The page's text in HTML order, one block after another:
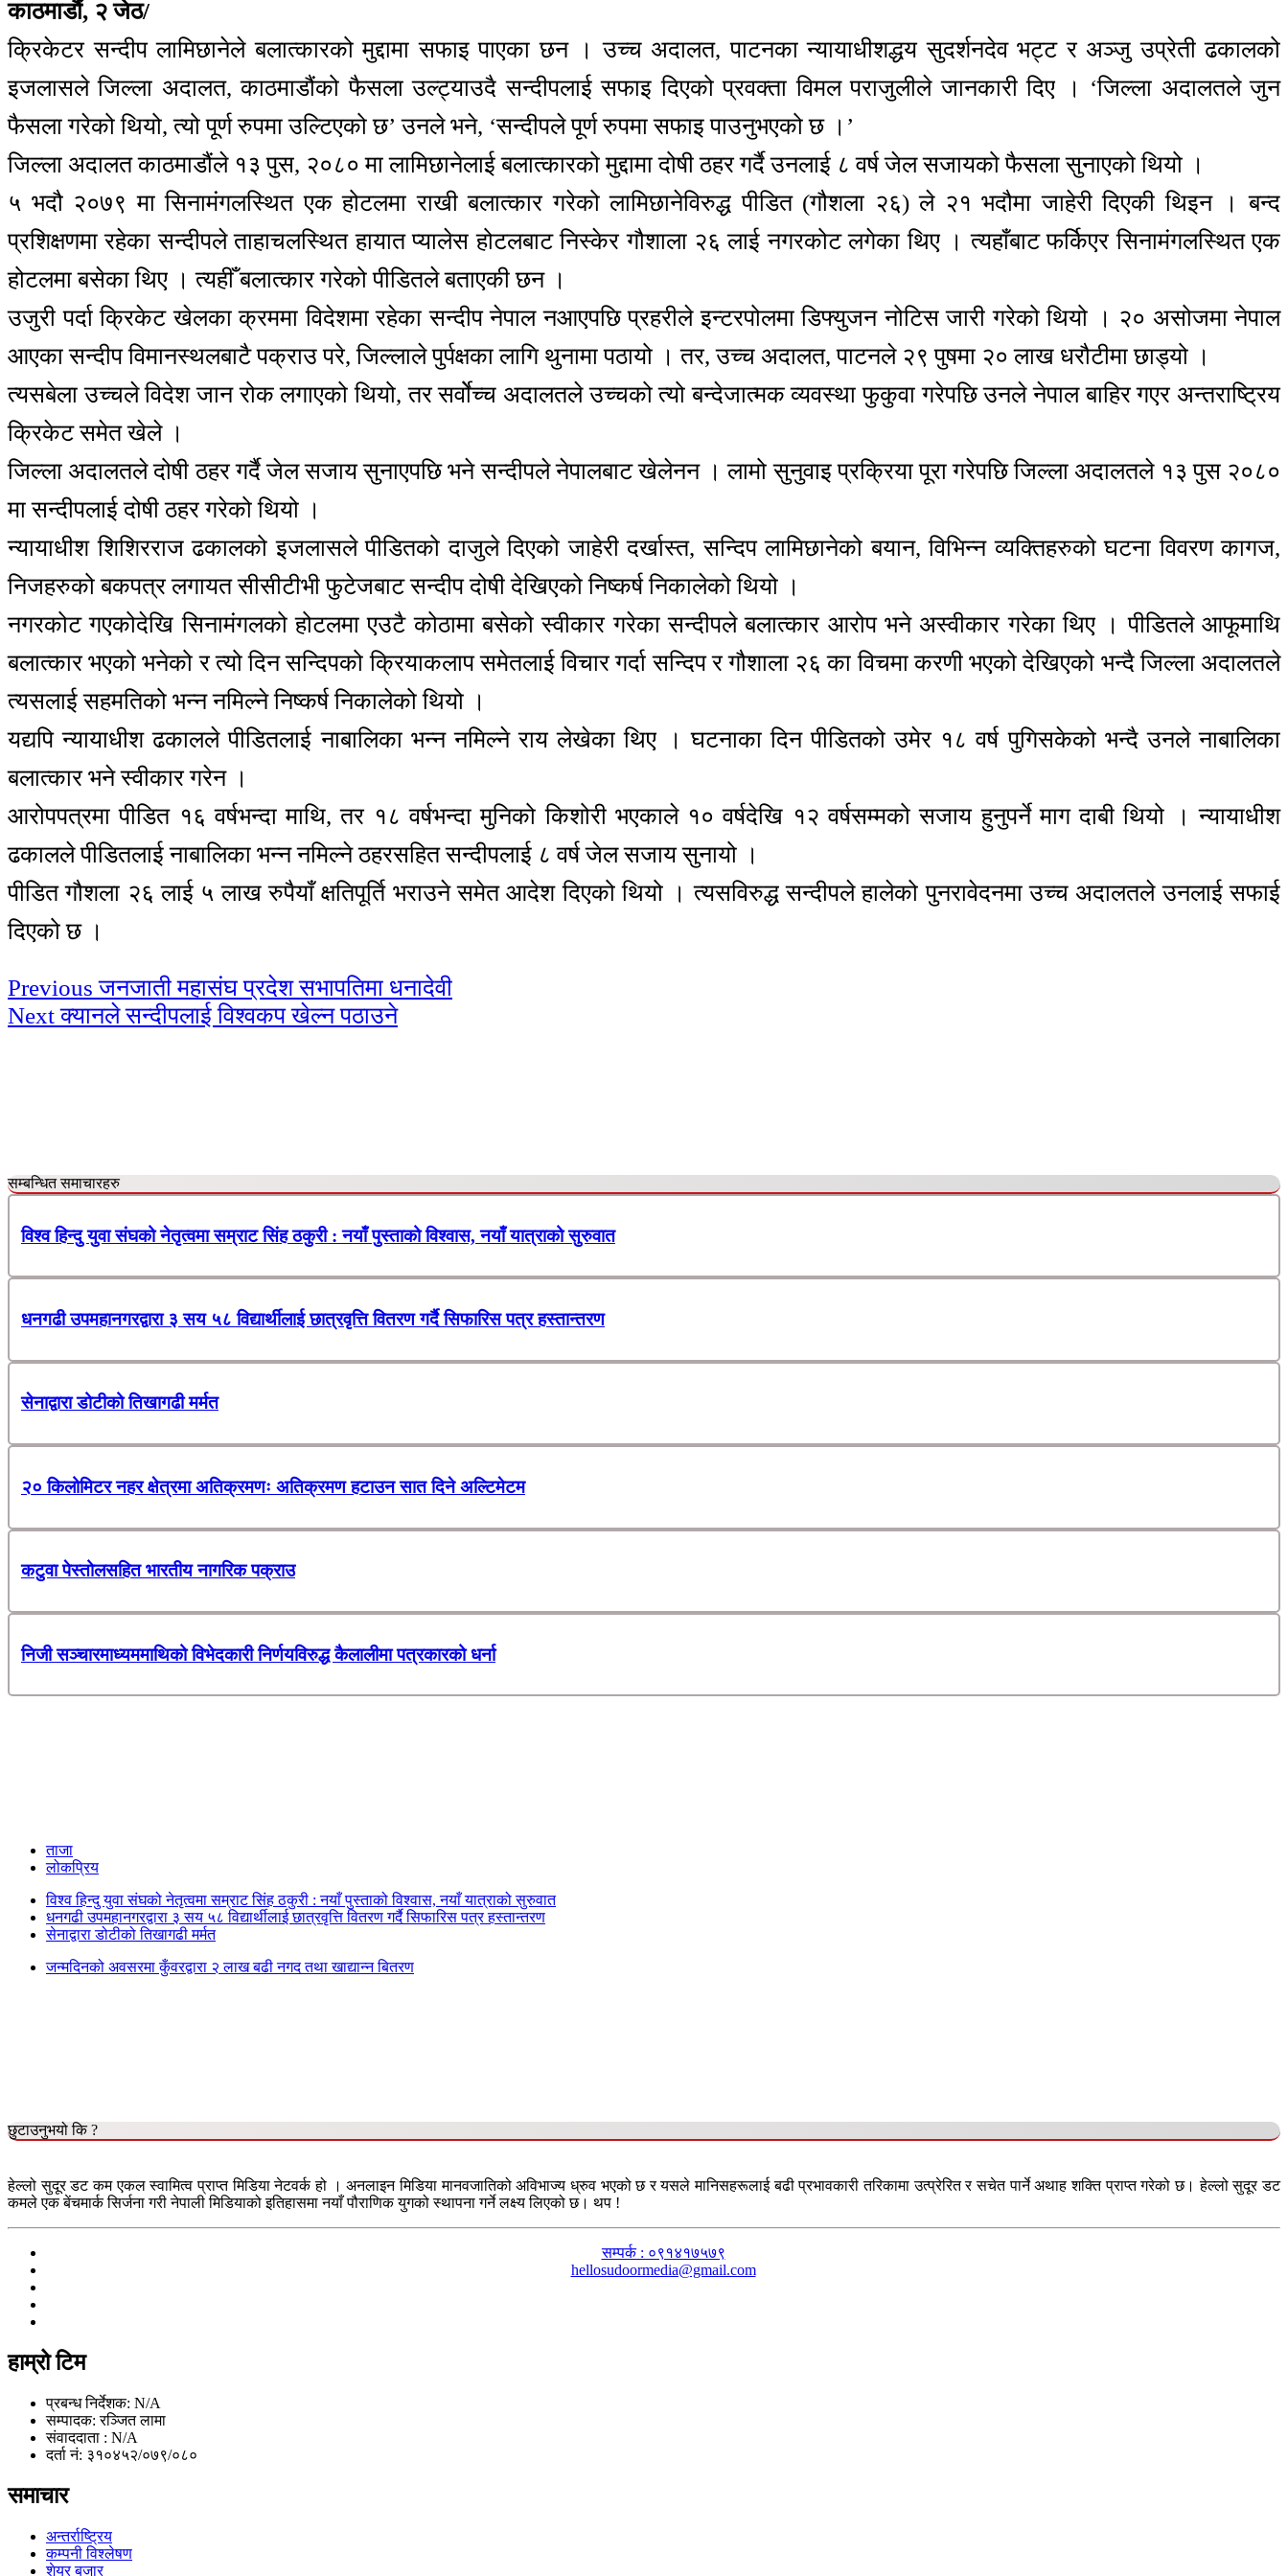
काठमाडौं, २ जेठ/
क्रिकेटर सन्दीप लामिछानेले बलात्कारको मुद्दामा सफाइ पाएका छन । उच्च अदालत, पाटनका न्यायाधीशद्धय सुदर्शनदेव भट्ट र अञ्जु उप्रेती ढकालको
इजलासले जिल्ला अदालत, काठमाडौंको फैसला उल्ट्याउदै सन्दीपलाई सफाइ दिएको प्रवक्ता विमल पराजुलीले जानकारी दिए । ‘जिल्ला अदालतले जुन
फैसला गरेको थियो, त्यो पूर्ण रुपमा उल्टिएको छ’ उनले भने, ‘सन्दीपले पूर्ण रुपमा सफाइ पाउनुभएको छ ।’
जिल्ला अदालत काठमाडौंले १३ पुस, २०८० मा लामिछानेलाई बलात्कारको मुद्दामा दोषी ठहर गर्दै उनलाई ८ वर्ष जेल सजायको फैसला सुनाएको थियो ।
५ भदौ २०७९ मा सिनामंगलस्थित एक होटलमा राखी बलात्कार गरेको लामिछानेविरुद्ध पीडित (गौशला २६) ले २१ भदौमा जाहेरी दिएकी थिइन । बन्द
प्रशिक्षणमा रहेका सन्दीपले ताहाचलस्थित हायात प्यालेस होटलबाट निस्केर गौशाला २६ लाई नगरकोट लगेका थिए । त्यहाँबाट फर्किएर सिनामंगलस्थित एक
होटलमा बसेका थिए । त्यहीँ बलात्कार गरेको पीडितले बताएकी छन ।
उजुरी पर्दा क्रिकेट खेलका क्रममा विदेशमा रहेका सन्दीप नेपाल नआएपछि प्रहरीले इन्टरपोलमा डिफ्युजन नोटिस जारी गरेको थियो । २० असोजमा नेपाल
आएका सन्दीप विमानस्थलबाटै पक्राउ परे, जिल्लाले पुर्पक्षका लागि थुनामा पठायो । तर, उच्च अदालत, पाटनले २९ पुषमा २० लाख धरौटीमा छाड्यो ।
त्यसबेला उच्चले विदेश जान रोक लगाएको थियो, तर सर्वोेच्च अदालतले उच्चको त्यो बन्देजात्मक व्यवस्था फुकुवा गरेपछि उनले नेपाल बाहिर गएर अन्तराष्ट्रिय
क्रिकेट समेत खेले ।
जिल्ला अदालतले दोषी ठहर गर्दै जेल सजाय सुनाएपछि भने सन्दीपले नेपालबाट खेलेनन । लामो सुनुवाइ प्रक्रिया पूरा गरेपछि जिल्ला अदालतले १३ पुस २०८०
मा सन्दीपलाई दोषी ठहर गरेको थियो ।
न्यायाधीश शिशिरराज ढकालको इजलासले पीडितको दाजुले दिएको जाहेरी दर्खास्त, सन्दिप लामिछानेको बयान, विभिन्न व्यक्तिहरुको घटना विवरण कागज,
निजहरुको बकपत्र लगायत सीसीटीभी फुटेजबाट सन्दीप दोषी देखिएको निष्कर्ष निकालेको थियो ।
नगरकोट गएकोदेखि सिनामंगलको होटलमा एउटै कोठामा बसेको स्वीकार गरेका सन्दीपले बलात्कार आरोप भने अस्वीकार गरेका थिए । पीडितले आफूमाथि
बलात्कार भएको भनेको र त्यो दिन सन्दिपको क्रियाकलाप समेतलाई विचार गर्दा सन्दिप र गौशाला २६ का विचमा करणी भएको देखिएको भन्दै जिल्ला अदालतले
त्यसलाई सहमतिको भन्न नमिल्ने निष्कर्ष निकालेको थियो ।
यद्यपि न्यायाधीश ढकालले पीडितलाई नाबालिका भन्न नमिल्ने राय लेखेका थिए । घटनाका दिन पीडितको उमेर १८ वर्ष पुगिसकेको भन्दै उनले नाबालिका
बलात्कार भने स्वीकार गरेन ।
आरोपपत्रमा पीडित १६ वर्षभन्दा माथि, तर १८ वर्षभन्दा मुनिको किशोरी भएकाले १० वर्षदेखि १२ वर्षसम्मको सजाय हुनुपर्ने माग दाबी थियो । न्यायाधीश
ढकालले पीडितलाई नाबालिका भन्न नमिल्ने ठहरसहित सन्दीपलाई ८ वर्ष जेल सजाय सुनायो ।
पीडित गौशला २६ लाई ५ लाख रुपैयाँ क्षतिपूर्ति भराउने समेत आदेश दिएको थियो । त्यसविरुद्ध सन्दीपले हालेको पुनरावेदनमा उच्च अदालतले उनलाई सफाई
दिएको छ ।
Continue
Reading
Previous जनजाती महासंघ प्रदेश सभापतिमा धनादेवी
Nextक्यानले सन्दीपलाई विश्वकप खेल्न पठाउने
सम्बन्धित समाचारहरु
विश्व हिन्दु युवा संघको नेतृत्वमा सम्राट सिंह ठकुरी : नयाँ पुस्ताको विश्वास, नयाँ यात्राको सुरुवात
धनगढी उपमहानगरद्वारा ३ सय ५८ विद्यार्थीलाई छात्रवृत्ति वितरण गर्दै सिफारिस पत्र हस्तान्तरण
सेनाद्वारा डोटीको तिखागढी मर्मत
२० किलोमिटर नहर क्षेत्रमा अतिक्रमणः अतिक्रमण हटाउन सात दिने अल्टिमेटम
कटुवा पेस्तोलसहित भारतीय नागरिक पक्राउ
निजी सञ्चारमाध्यममाथिको विभेदकारी निर्णयविरुद्ध कैलालीमा पत्रकारको धर्ना
ताजा
लोकप्रिय
विश्व हिन्दु युवा संघको नेतृत्वमा सम्राट सिंह ठकुरी : नयाँ पुस्ताको विश्वास, नयाँ यात्राको सुरुवात
धनगढी उपमहानगरद्वारा ३ सय ५८ विद्यार्थीलाई छात्रवृत्ति वितरण गर्दै सिफारिस पत्र हस्तान्तरण
सेनाद्वारा डोटीको तिखागढी मर्मत
जन्मदिनको अवसरमा कुँवरद्वारा २ लाख बढी नगद तथा खाद्यान्न बितरण
छुटाउनुभयो कि ?
हेल्लो सुदूर डट कम एकल स्वामित्व प्राप्त मिडिया नेटवर्क हो । अनलाइन मिडिया मानवजातिको अविभाज्य ध्रुव भएको छ र यसले मानिसहरूलाई बढी प्रभावकारी तरिकामा उत्प्रेरित र सचेत पार्ने अथाह शक्ति प्राप्त गरेको छ। हेल्लो सुदूर डट
कमले एक बेंचमार्क सिर्जना गरी नेपाली मिडियाको इतिहासमा नयाँ पौराणिक युगको स्थापना गर्ने लक्ष्य लिएको छ। थप !
सम्पर्क : ०९१४१७५७९
hellosudoormedia@gmail.com
हाम्रो टिम
प्रबन्ध निर्देशक: N/A
सम्पादक: रञ्जित लामा
संवाददाता : N/A
दर्ता नं: ३१०४५२/०७९/०८०
समाचार
अन्तर्राष्ट्रिय
कम्पनी विश्लेषण
शेयर बजार